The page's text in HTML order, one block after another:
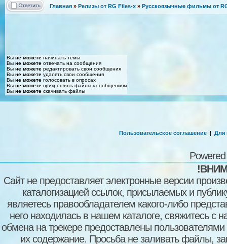
Главная » Релизы от RG Files-x » Русскоязычные фильмы от
Вы не можете начинать темы
Вы не можете отвечать на сообщения
Вы не можете редактировать свои сообщения
Вы не можете удалять свои сообщения
Вы не можете голосовать в опросах
Вы не можете прикреплять файлы к сообщениям
Вы не можете скачивать файлы
Пользовательское соглашение | Для
Сайт не предоставляет электронные версии
каталогизацией ссылок, присылаемых и
являетесь правообладателем какого-либо
него находилась в нашем каталоге, свяжитесь
обмена на трекере предоставлены пользователями
их содержание. Просьба не заливать файлы,